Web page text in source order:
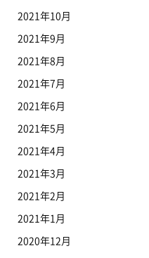
2021年10月
2021年9月
2021年8月
2021年7月
2021年6月
2021年5月
2021年4月
2021年3月
2021年2月
2021年1月
2020年12月